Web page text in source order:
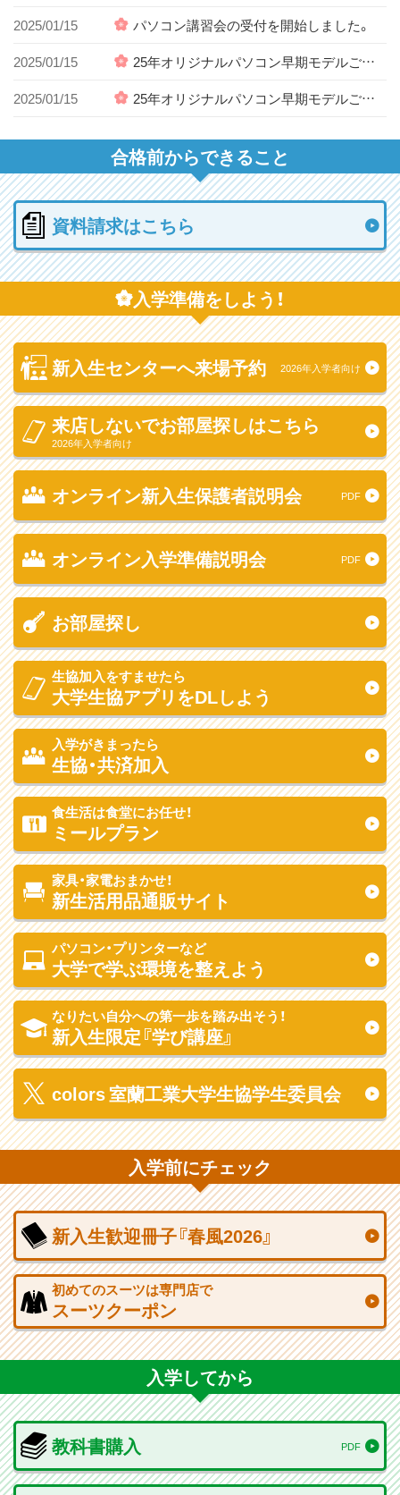
2025/01/15
パソコン講習会の受付を開始しました。
2025/01/15
25年オリジナルパソコン早期モデルご購入の皆様【Office365移行について】
2025/01/15
25年オリジナルパソコン早期モデルご購入の皆様【オフィスのダウンロード方法】
合格前からできること
資料請求はこちら
入学準備をしよう！
新入生センターへ来場予約 2026年入学者向け
来店しないでお部屋探しはこちら
2026年入学者向け
オンライン新入生保護者説明会 PDF
オンライン入学準備説明会 PDF
お部屋探し
生協加入をすませたら
大学生協アプリをDLしよう
入学がきまったら
生協・共済加入
食生活は食堂にお任せ！
ミールプラン
家具・家電おまかせ！
新生活用品通販サイト
パソコン・プリンターなど
大学で学ぶ環境を整えよう
なりたい自分への第一歩を踏み出そう！
新入生限定『学び講座』
colors 室蘭工業大学生協学生委員会
入学前にチェック
新入生歓迎冊子『春風2026』
初めてのスーツは専門店で
スーツクーポン
入学してから
教科書購入 PDF